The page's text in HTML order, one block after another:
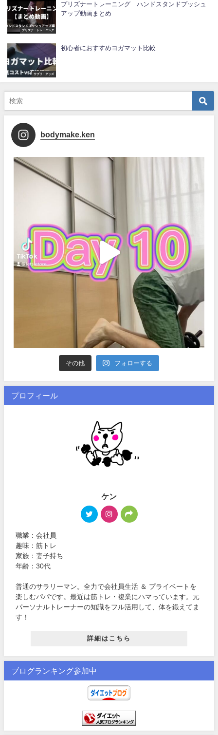
プリズナートレーニング
プリズナートレーニング ハンドスタンドプッシュ
アップ動画まとめ
サプリ・グッズ
初心者におすすめヨガマット比較
bodymake.ken
その他 フォローする
プロフィール
ケン
職業：会社員
趣味：筋トレ
家族：妻子持ち
年齢：30代
普通のサラリーマン。全力で会社員生活 ＆ プライベートを
楽しむパパです。最近は筋トレ・複業にハマっています。元
パーソナルトレーナーの知識をフル活用して、体を鍛えてま
す！
詳細はこちら
ブログランキング参加中